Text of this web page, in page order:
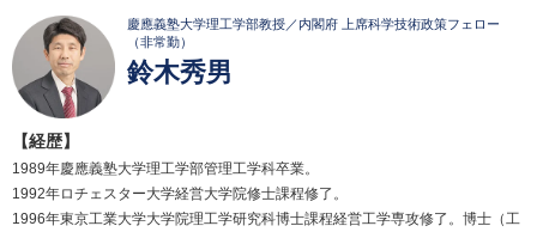
慶應義塾大学理工学部教授／内閣府 上席科学技術政策フェロー
（非常勤）
鈴木秀男
【経歴】
1989年慶應義塾大学理工学部管理工学科卒業。
1992年ロチェスター大学経営大学院修士課程修了。
1996年東京工業大学大学院理工学研究科博士課程経営工学専攻修了。博士（工